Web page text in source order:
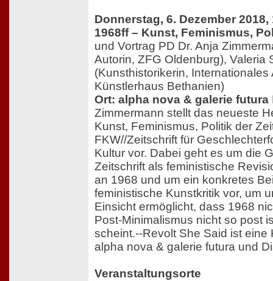
Donnerstag, 6. Dezember 2018,
1968ff – Kunst, Feminismus,
und Vortrag PD Dr. Anja
Autorin, ZFG Oldenburg), Valeria
(Kunsthistorikerin, Internationales
Künstlerhaus Bethanien)
Ort: alpha nova & galerie futura
Zimmermann stellt das neueste
Kunst, Feminismus, Politik der
FKW//Zeitschrift für
Kultur vor. Dabei geht es um die
Zeitschrift als feministische
an 1968 und um ein konkretes
feministische Kunstkritik vor, um
Einsicht ermöglicht, dass 1968
Post-Minimalismus nicht so post
scheint.--Revolt She Said ist eine
alpha nova & galerie futura und
Veranstaltungsorte